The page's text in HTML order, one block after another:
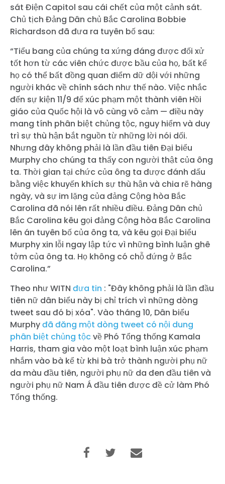
sát Điện Capitol sau cái chết của một cảnh sát.
Chủ tịch Đảng Dân chủ Bắc Carolina Bobbie
Richardson đã đưa ra tuyên bố sau:
“Tiểu bang của chúng ta xứng đáng được đối xử
tốt hơn từ các viên chức được bầu của họ, bất kể
họ có thể bất đồng quan điểm dữ dội với những
người khác về chính sách như thế nào. Việc nhắc
đến sự kiện 11/9 để xúc phạm một thành viên Hồi
giáo của Quốc hội là vô cùng vô cảm — điều này
mang tính phân biệt chủng tộc, nguy hiểm và duy
trì sự thù hận bắt nguồn từ những lời nói dối.
Nhưng đây không phải là lần đầu tiên Đại biểu
Murphy cho chúng ta thấy con người thật của ông
ta. Thời gian tại chức của ông ta được đánh dấu
bằng việc khuyến khích sự thù hận và chia rẽ hàng
ngày, và sự im lặng của đảng Cộng hòa Bắc
Carolina đã nói lên rất nhiều điều. Đảng Dân chủ
Bắc Carolina kêu gọi đảng Cộng hòa Bắc Carolina
lên án tuyên bố của ông ta, và kêu gọi Đại biểu
Murphy xin lỗi ngay lập tức vì những bình luận ghê
tởm của ông ta. Họ không có chỗ đứng ở Bắc
Carolina.”
Theo như WITN đưa tin : "Đây không phải là lần đầu
tiên nữ dân biểu này bị chỉ trích vì những dòng
tweet sau đó bị xóa". Vào tháng 10, Dân biểu
Murphyđã đăng một dòng tweet có nội dung
phân biệt chủng tộcvề Phó Tổng thống Kamala
Harris, tham gia vào một loạt bình luận xúc phạm
nhắm vào bà kể từ khi bà trở thành người phụ nữ
da màu đầu tiên, người phụ nữ da đen đầu tiên và
người phụ nữ Nam Á đầu tiên được đề cử làm Phó
Tổng thống.